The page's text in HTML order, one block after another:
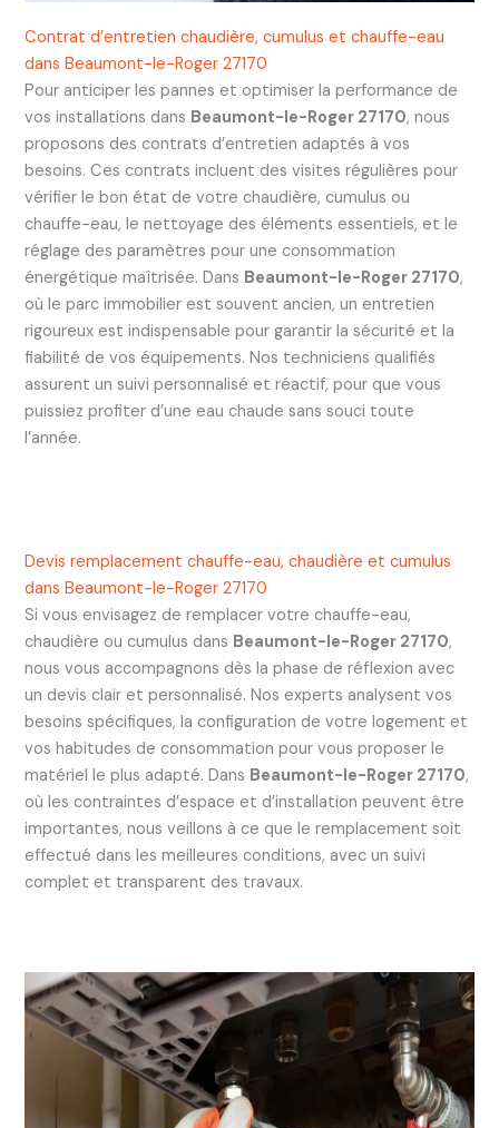
Contrat d’entretien chaudière, cumulus et chauffe-eau
dans Beaumont-le-Roger 27170
Pour anticiper les pannes et optimiser la performance de
vos installations dans Beaumont-le-Roger 27170, nous
proposons des contrats d’entretien adaptés à vos
besoins. Ces contrats incluent des visites régulières pour
vérifier le bon état de votre chaudière, cumulus ou
chauffe-eau, le nettoyage des éléments essentiels, et le
réglage des paramètres pour une consommation
énergétique maîtrisée. Dans Beaumont-le-Roger 27170,
où le parc immobilier est souvent ancien, un entretien
rigoureux est indispensable pour garantir la sécurité et la
fiabilité de vos équipements. Nos techniciens qualifiés
assurent un suivi personnalisé et réactif, pour que vous
puissiez profiter d’une eau chaude sans souci toute
l’année.
Devis remplacement chauffe-eau, chaudière et cumulus
dans Beaumont-le-Roger 27170
Si vous envisagez de remplacer votre chauffe-eau,
chaudière ou cumulus dans Beaumont-le-Roger 27170,
nous vous accompagnons dès la phase de réflexion avec
un devis clair et personnalisé. Nos experts analysent vos
besoins spécifiques, la configuration de votre logement et
vos habitudes de consommation pour vous proposer le
matériel le plus adapté. Dans Beaumont-le-Roger 27170,
où les contraintes d’espace et d’installation peuvent être
importantes, nous veillons à ce que le remplacement soit
effectué dans les meilleures conditions, avec un suivi
complet et transparent des travaux.